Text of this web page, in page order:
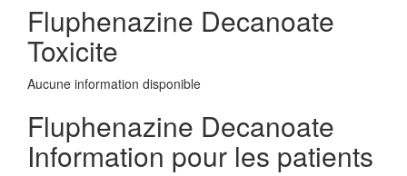
Fluphenazine Decanoate
Toxicite
Aucune information disponible
Fluphenazine Decanoate
Information pour les patients